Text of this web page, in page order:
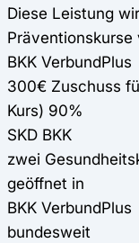
Diese Leistung
Präventionskurse
BKK VerbundPlus
300€ Zuschuss
Kurs) 90%
SKD BKK
zwei
geöffnet in
BKK VerbundPlus
bundesweit